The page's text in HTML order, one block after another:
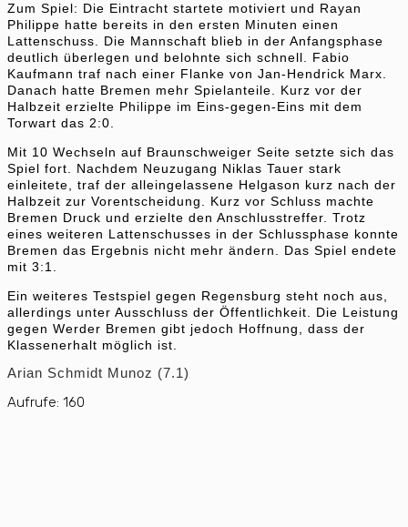
Zum Spiel: Die Eintracht startete motiviert und Rayan
Philippe hatte bereits in den ersten Minuten einen
Lattenschuss. Die Mannschaft blieb in der Anfangsphase
deutlich überlegen und belohnte sich schnell. Fabio
Kaufmann traf nach einer Flanke von Jan-Hendrick Marx.
Danach hatte Bremen mehr Spielanteile. Kurz vor der
Halbzeit erzielte Philippe im Eins-gegen-Eins mit dem
Torwart das 2:0.
Mit 10 Wechseln auf Braunschweiger Seite setzte sich das
Spiel fort. Nachdem Neuzugang Niklas Tauer stark
einleitete, traf der alleingelassene Helgason kurz nach der
Halbzeit zur Vorentscheidung. Kurz vor Schluss machte
Bremen Druck und erzielte den Anschlusstreffer. Trotz
eines weiteren Lattenschusses in der Schlussphase konnte
Bremen das Ergebnis nicht mehr ändern. Das Spiel endete
mit 3:1.
Ein weiteres Testspiel gegen Regensburg steht noch aus,
allerdings unter Ausschluss der Öffentlichkeit. Die Leistung
gegen Werder Bremen gibt jedoch Hoffnung, dass der
Klassenerhalt möglich ist.
Arian Schmidt Munoz (7.1)
Aufrufe: 160